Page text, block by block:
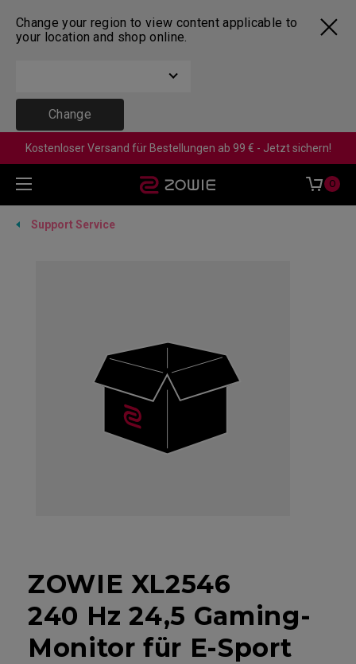
Change your region to view content applicable to
your location and shop online.
Change
Kostenloser Versand für Bestellungen ab 99 € - Jetzt sichern!
0
Support Service
ZOWIE XL2546
240 Hz 24,5 Gaming-
Monitor für E-Sport